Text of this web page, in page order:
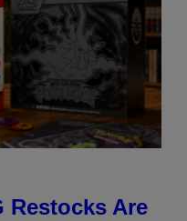
Restocks Are